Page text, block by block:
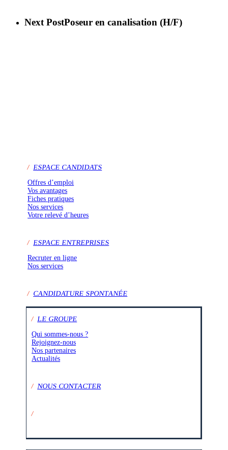
Next PostPoseur en canalisation (H/F)
/ ESPACE CANDIDATS
Offres d’emploi
Vos avantages
Fiches pratiques
Nos services
Votre relevé d’heures
/ ESPACE ENTREPRISES
Recruter en ligne
Nos services
/ CANDIDATURE SPONTANÉE
/ LE GROUPE
Qui sommes-nous ?
Rejoignez-nous
Nos partenaires
Actualités
/NOUS CONTACTER
/